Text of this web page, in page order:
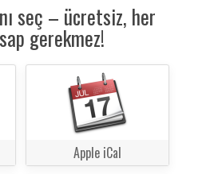
seç – ücretsiz, her
gerekmez!
Apple iCal